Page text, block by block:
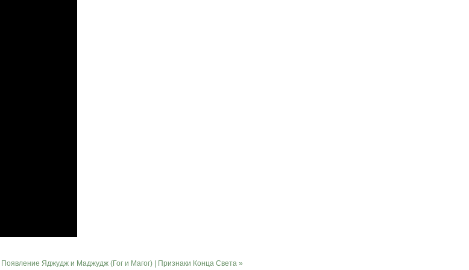
Появление Яджудж и Маджудж (Гог и Магог) | Признаки Конца Света »